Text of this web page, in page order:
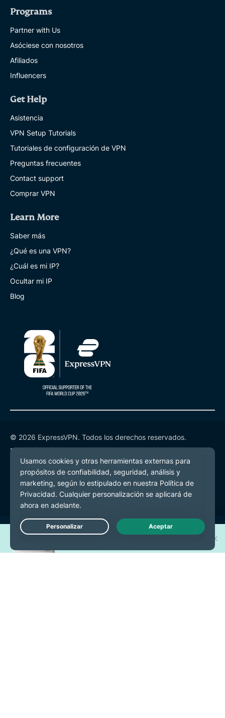
Programs
Partner with Us
Asóciese con nosotros
Afiliados
Influencers
Get Help
Asistencia
VPN Setup Tutorials
Tutoriales de configuración de VPN
Preguntas frecuentes
Contact support
Comprar VPN
Learn More
Saber más
¿Qué es una VPN?
¿Cuál es mi IP?
Ocultar mi IP
Blog
© 2026 ExpressVPN. Todos los derechos reservados.
Política de Privacidad
Términos de Servicio
Preferencias de cookies
Live Chat
¡Gana uno de los 30 nuevos